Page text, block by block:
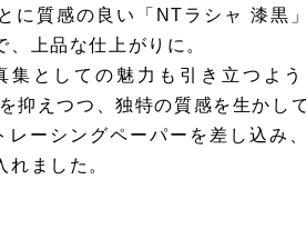
に質感の良い「NTラシャ 漆黒
上品な仕上がりに。
集としての魅力も引き立つよ
抑えつつ、独特の質感を生かし
ーシングペーパーを差し込み
ました。